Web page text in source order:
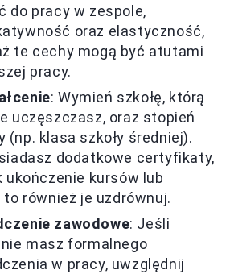
do pracy w zespole,
oraz elastyczność,
te cechy mogą być atutami
pracy.
: Wymień szkołę, którą
uczęszczasz, oraz stopień
(np. klasa szkoły średniej).
dodatkowe certyfikaty,
ukończenie kursów lub
to również je uzdrównuj.
zawodowe: Jeśli
masz formalnego
w pracy, uwzględnij